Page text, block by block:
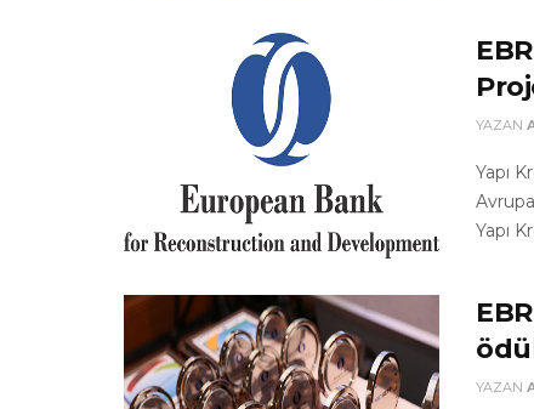
YAZAN
Yapı
Yapı
YAZAN